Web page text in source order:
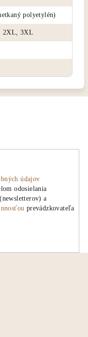
polyetylén)
2XL, 3XL
údajov
odosielania
a
prevádzkovateľa